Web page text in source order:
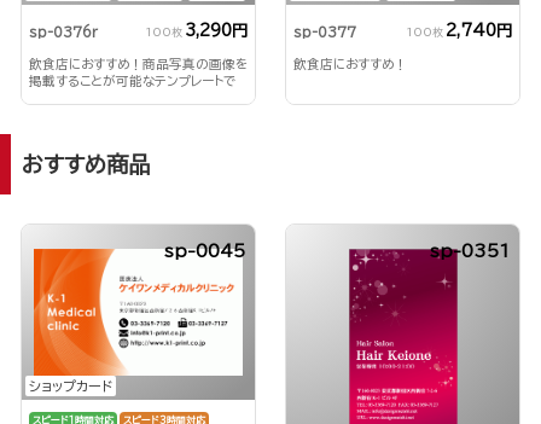
sp-0376r 100枚 3,290円
飲食店におすすめ！商品写真の画像を
掲載することが可能なテンプレートで
sp-0377 100枚 2,740円
飲食店におすすめ！
おすすめ商品
ショップカード
sp-0045
スピード1時間対応 スピード3時間対応
sp-0351